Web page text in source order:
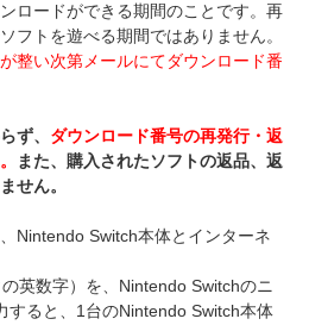
ロードができる期間のことです。再
フトを遊べる期間ではありません。
整い次第メールにてダウンロード番
ず、 ダウンロード番号の再発行・返
また、購入されたソフトの返品、返
せん。
Nintendo Switch本体とインターネ
英数字）を、Nintendo Switchのニ
すると、1台のNintendo Switch本体